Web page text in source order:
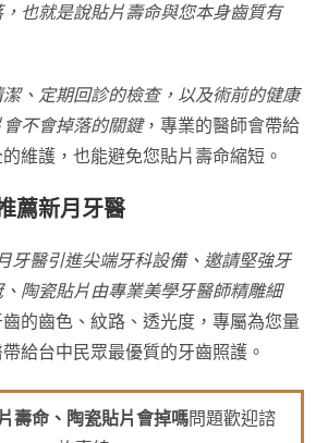
也就是說貼片壽命與您本身齒質有
、定期回診的檢查，以及術前的健康
不會掉落的關鍵，專業的醫師會帶給
維護，也能避免您貼片壽命縮短。
薦新月牙醫
牙醫引進尖端牙科設備、邀請堅強牙
陶瓷貼片由專業美學牙醫師精雕細
的齒色、紋路、透光度，專屬為您量
給台中民眾最優質的牙齒照護。
壽命、陶瓷貼片會掉嗎問題歡迎諮